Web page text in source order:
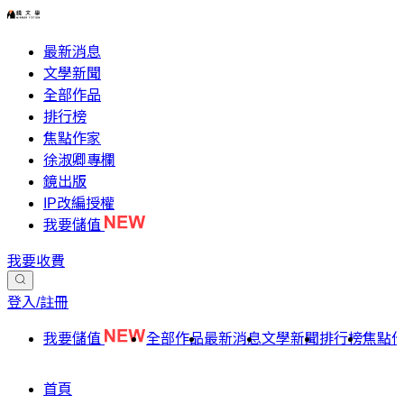
最新消息
文學新聞
全部作品
排行榜
焦點作家
徐淑卿專欄
鏡出版
IP改編授權
我要儲值
我要收費
登入/註冊
我要儲值 全部作品最新消息文學新聞排行榜焦點
首頁